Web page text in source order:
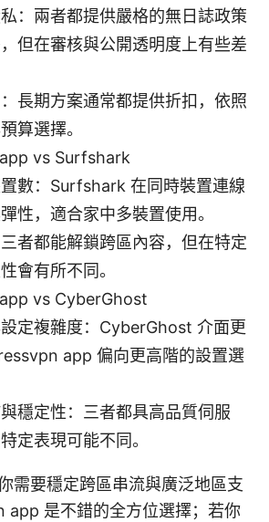
：兩者都提供嚴格的無日誌政策
但在審核與公開透明度上有些差
長期方案通常都提供折扣，依照
算選擇。
vs Surfshark
數：Surfshark 在同時裝置連線
性，適合家中多裝置使用。
者都能解鎖跨區內容，但在特定
會有所不同。
vs CyberGhost
定複雜度：CyberGhost 介面更
app 偏向更高階的設置選
穩定性：三者都具高品質伺服
定表現可能不同。
需要穩定跨區串流與廣泛地區支
app 是不錯的全方位選擇；若你